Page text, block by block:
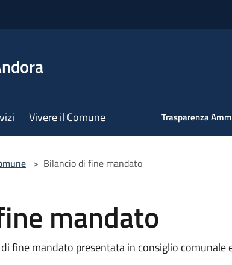
Vivere il Comune Trasparenza
> Bilancio di fine mandato
mandato
fine mandato presentata in consiglio comunale